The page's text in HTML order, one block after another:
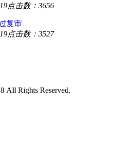
点击数：3656
复审
点击数：3527
All Rights Reserved.